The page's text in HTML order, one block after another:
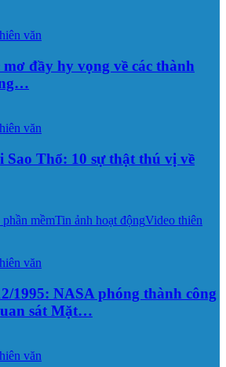
văn
đầy hy vọng về các thành
văn
Sao Thổ: 10 sự thật thú vị về
mềmTin ảnh hoạt độngVideo thiên
văn
1995: NASA phóng thành công
sát Mặt…
văn